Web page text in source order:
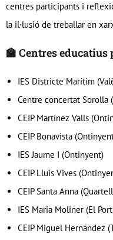
centres participants i
la il·lusió de treballar en
🏫 Centres
IES Districte Marítim
Centre concertat Sorolla
CEIP Martínez Valls
CEIP Bonavista
IES Jaume I (Ontinyent)
CEIP Lluís Vives
CEIP Santa Anna
IES Maria Moliner (El
CEIP Miguel Hernández